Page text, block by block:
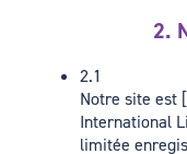
2.
2.1
Notre site est
International
limitée